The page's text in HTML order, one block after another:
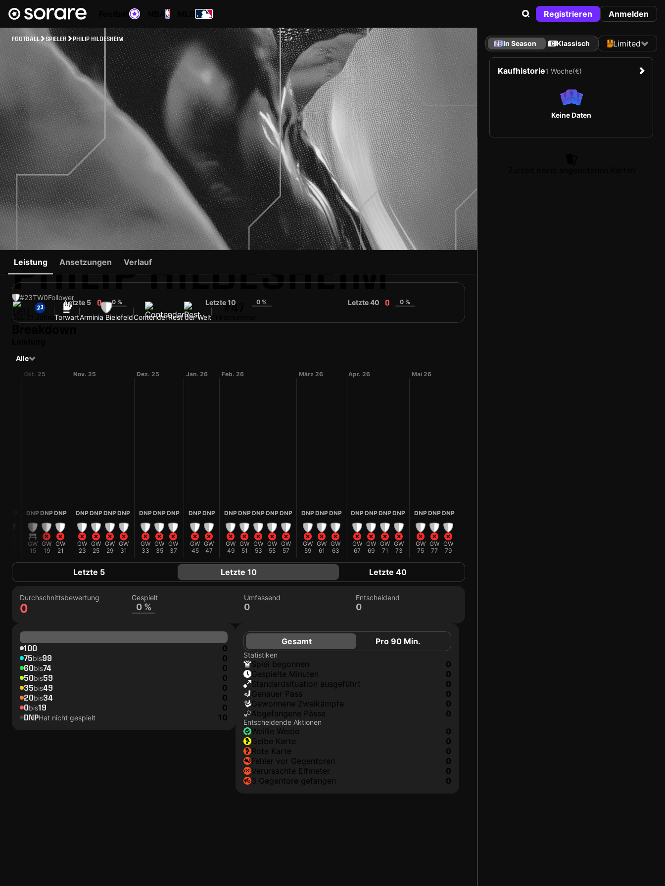
Registrieren Anmelden
FOOTBALL SPIELER PHILIP HILDESHEIM
PHILIP HILDESHEIM
#23TW0Follower
DEU TorwartArminia BielefeldContenderRest der Welt
#47
Leistung Ansetzungen Verlauf
Letzte 5 0 0 % Letzte 10 0 % Letzte 40 0 0 %
Alle
Okt. 25
DNP
GW
15
DNP
GW
19
DNP
GW
21
Nov. 25
DNP
GW
23
DNP
GW
25
DNP
GW
29
DNP
GW
31
Dez. 25
DNP
GW
33
DNP
GW
35
DNP
GW
37
Jan. 26
DNP
GW
45
DNP
GW
47
Feb. 26
DNP
GW
49
DNP
GW
51
DNP
GW
53
DNP
GW
55
DNP
GW
57
März 26
DNP
GW
59
DNP
GW
61
DNP
GW
63
Apr. 26
DNP
GW
67
DNP
GW
69
DNP
GW
71
DNP
GW
73
Mai 26
DNP
GW
75
DNP
GW
77
DNP
GW
79
Letzte 5 Letzte 10 Letzte 40
Durchschnittsbewertung
0
Gespielt
0 %
Umfassend
0
Entscheidend
0
100 0
75bis99 0
60bis74 0
50bis59 0
35bis49 0
20bis34 0
0bis19 0
DNPHat nicht gespielt 10
Gesamt Pro 90 Min.
Statistiken
Spiel begonnen
0
Gespielte Minuten
0
Standardsituation ausgeführt
0
genauer Pass
0
Gewonnene Zweikämpfe
0
Abgefangene Pässe
0
Entscheidende Aktionen
weiße Weste
0
gelbe Karte
0
rote Karte
0
Fehler vor Gegentoren
0
Verursachte Elfmeter
0
3 Gegentore gefangen
0
In Season Klassisch Limited
Kaufhistorie1 Woche(€)
Keine Daten